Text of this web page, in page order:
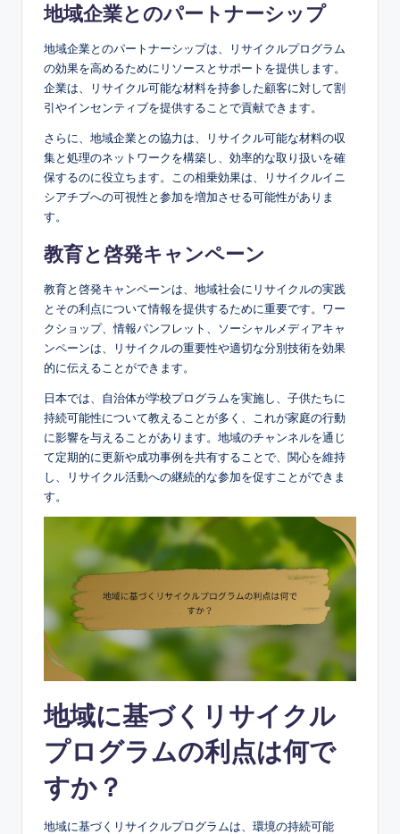
地域企業とのパートナーシップ
地域企業とのパートナーシップは、リサイクルプログラム
の効果を高めるためにリソースとサポートを提供します。
企業は、リサイクル可能な材料を持参した顧客に対して割
引やインセンティブを提供することで貢献できます。
さらに、地域企業との協力は、リサイクル可能な材料の収
集と処理のネットワークを構築し、効率的な取り扱いを確
保するのに役立ちます。この相乗効果は、リサイクルイニ
シアチブへの可視性と参加を増加させる可能性がありま
す。
教育と啓発キャンペーン
教育と啓発キャンペーンは、地域社会にリサイクルの実践
とその利点について情報を提供するために重要です。ワー
クショップ、情報パンフレット、ソーシャルメディアキャ
ンペーンは、リサイクルの重要性や適切な分別技術を効果
的に伝えることができます。
日本では、自治体が学校プログラムを実施し、子供たちに
持続可能性について教えることが多く、これが家庭の行動
に影響を与えることがあります。地域のチャンネルを通じ
て定期的に更新や成功事例を共有することで、関心を維持
し、リサイクル活動への継続的な参加を促すことができま
す。
地域に基づくリサイクル
プログラムの利点は何で
すか？
地域に基づくリサイクルプログラムは、環境の持続可能